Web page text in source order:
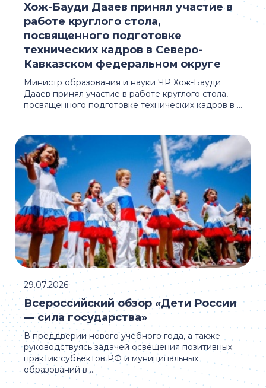
Министр образования и науки ЧР Хож-Бауди
Дааев принял участие в работе круглого стола,
посвященного подготовке технических кадров в ...
Хож-Бауди Дааев принял участие в
работе круглого стола,
посвященного подготовке
технических кадров в Северо-
Кавказском федеральном округе
В преддверии нового учебного года, а также
руководствуясь задачей освещения позитивных
практик субъектов РФ и муниципальных
образований в ...
Всероссийский обзор «Дети России
— сила государства»
29.07.2026